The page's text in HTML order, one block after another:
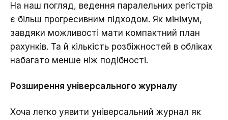
На наш погляд, ведення паралельних регістрів
є більш прогресивним підходом. Як мінімум,
завдяки можливості мати компактний план
рахунків. Та й кількість розбіжностей в обліках
набагато менше ніж подібності.
Розширення універсального журналу
Хоча легко уявити універсальний журнал як